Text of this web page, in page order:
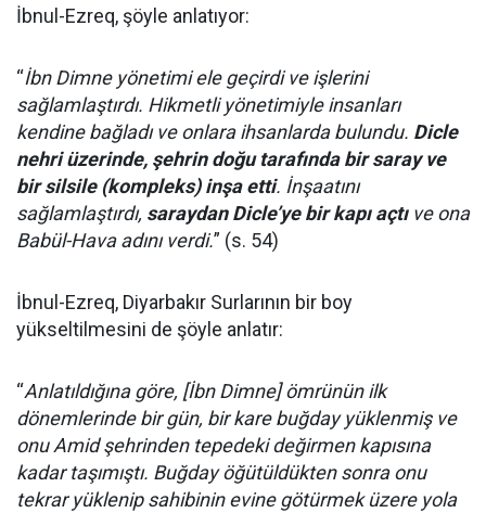
İbnul-Ezreq, şöyle anlatıyor:
“İbn Dimne yönetimi ele geçirdi ve işlerini
sağlamlaştırdı. Hikmetli yönetimiyle insanları
kendine bağladı ve onlara ihsanlarda bulundu. Dicle
nehri üzerinde, şehrin doğu tarafında bir saray ve
bir silsile (kompleks) inşa etti. İnşaatını
sağlamlaştırdı, saraydan Dicle’ye bir kapı açtıve ona
Babül-Hava adını verdi.” (s. 54)
İbnul-Ezreq, Diyarbakır Surlarının bir boy
yükseltilmesini de şöyle anlatır:
“Anlatıldığına göre, [İbn Dimne] ömrünün ilk
dönemlerinde bir gün, bir kare buğday yüklenmiş ve
onu Amid şehrinden tepedeki değirmen kapısına
kadar taşımıştı. Buğday öğütüldükten sonra onu
tekrar yüklenip sahibinin evine götürmek üzere yola